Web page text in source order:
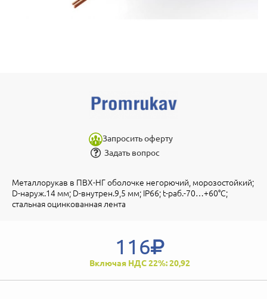
Запросить оферту
Задать вопрос
Металлорукав в ПВХ-НГ оболочке негорючий, морозостойкий;
D-наруж.14 мм; D-внутрен.9,5 мм; IP66; t-раб.-70…+60°С;
стальная оцинкованная лента
116
Включая НДС 22%: 20,92